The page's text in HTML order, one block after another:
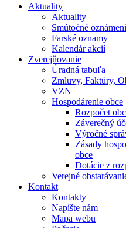
Aktuality
Aktuality
Smútočné
Farské oznamy
Kalendár akcií
Zverejňovanie
Úradná tabuľa
Zmluvy, Faktúry,
VZN
Hospodárenie obce
Rozpočet
Záverečný
Výročné
Zásady
obce
Dotácie z
Verejné
Kontakt
Kontakty
Napíšte nám
Mapa webu